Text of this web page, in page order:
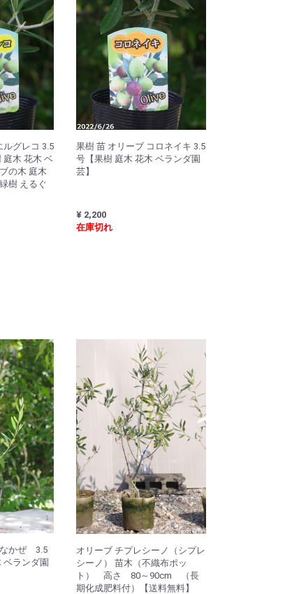
ルグレコ 3.5
庭木 花木 ベ
の木 庭木
樹 えるぐ
果樹 苗 オリーブ コロネイキ 3.5
号【果樹 庭木 花木 ベランダ園
芸】
¥ 2,200
在庫切れ
かぜ 3.5
ベランダ園
オリーブ チプレシーノ（シプレ
シーノ） 苗木（不織布ポッ
ト） 高さ 80～90cm （長
期化成肥料付）【送料無料】